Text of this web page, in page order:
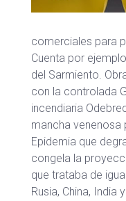
comerciales para
Cuenta por
del Sarmiento.
con la controlada
incendiaria
mancha venenosa
Epidemia que
congela la
que trataba de
Rusia, China, India